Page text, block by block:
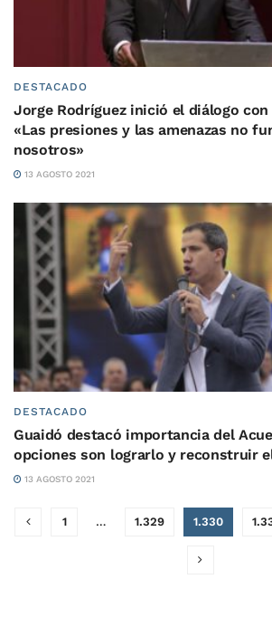
DESTACADO
Jorge Rodríguez inició el diálogo
«Las presiones y las amenazas no
nosotros»
13 AGOSTO 2021
DESTACADO
Guaidó destacó importancia del
opciones son lograrlo y reconstruir
13 AGOSTO 2021
1 … 1.329 1.330